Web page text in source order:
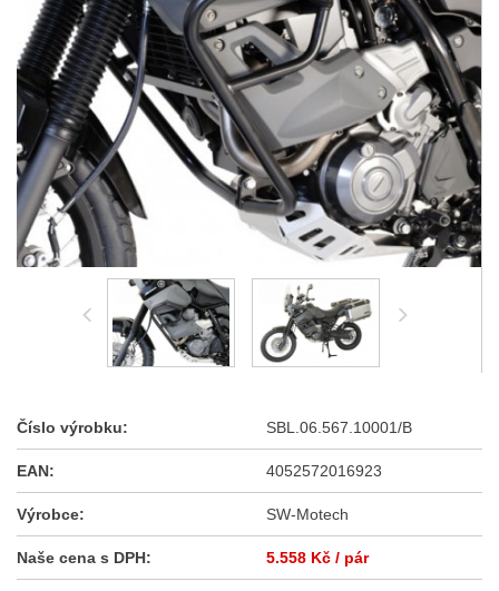
Číslo výrobku: SBL.06.567.10001/B
EAN: 4052572016923
Výrobce: SW-Motech
Naše cena s DPH: 5.558 Kč / pár